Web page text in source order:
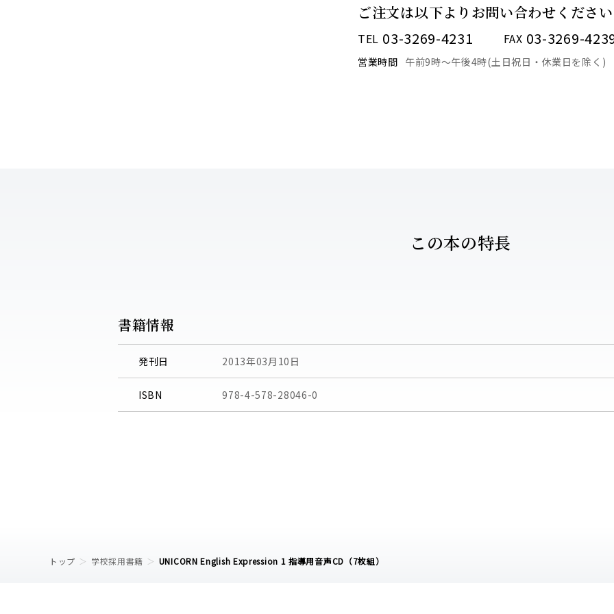
ご注文は以下より お問い合わせくださ
TEL 03-3269-4231 FAX 03-3269-
営業時間 午前9時〜午後4時(土日祝日・休業日を除く)
この本の特長
書籍情報
発刊日 2013年03月10日
ISBN 978-4-578-28046-0
トップ 学校採用書籍 UNICORN English Expression 1 指導用音声CD（7枚組）